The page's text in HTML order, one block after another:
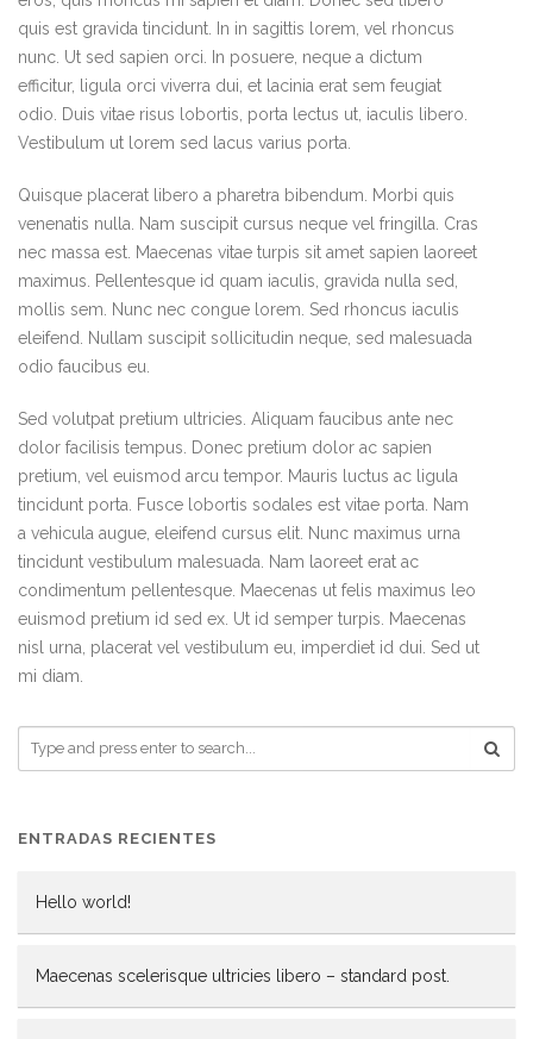
quis est gravida tincidunt. In in sagittis lorem, vel rhoncus
nunc. Ut sed sapien orci. In posuere, neque a dictum
efficitur, ligula orci viverra dui, et lacinia erat sem feugiat
odio. Duis vitae risus lobortis, porta lectus ut, iaculis libero.
Vestibulum ut lorem sed lacus varius porta.
Quisque placerat libero a pharetra bibendum. Morbi quis
venenatis nulla. Nam suscipit cursus neque vel fringilla. Cras
nec massa est. Maecenas vitae turpis sit amet sapien laoreet
maximus. Pellentesque id quam iaculis, gravida nulla sed,
mollis sem. Nunc nec congue lorem. Sed rhoncus iaculis
eleifend. Nullam suscipit sollicitudin neque, sed malesuada
odio faucibus eu.
Sed volutpat pretium ultricies. Aliquam faucibus ante nec
dolor facilisis tempus. Donec pretium dolor ac sapien
pretium, vel euismod arcu tempor. Mauris luctus ac ligula
tincidunt porta. Fusce lobortis sodales est vitae porta. Nam
a vehicula augue, eleifend cursus elit. Nunc maximus urna
tincidunt vestibulum malesuada. Nam laoreet erat ac
condimentum pellentesque. Maecenas ut felis maximus leo
euismod pretium id sed ex. Ut id semper turpis. Maecenas
nisl urna, placerat vel vestibulum eu, imperdiet id dui. Sed ut
mi diam.
ENTRADAS RECIENTES
Hello world!
Maecenas scelerisque ultricies libero – standard post.